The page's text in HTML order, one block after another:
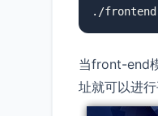
./
当front-end
址就可以进